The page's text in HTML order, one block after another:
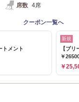
席数 4席
クーポン一覧へ
トメント
新規
【ブ
￥
￥